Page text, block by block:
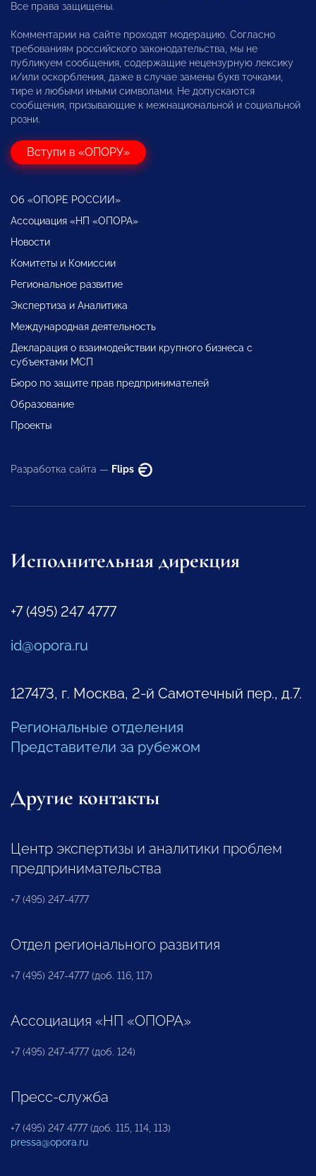
Все права защищены.
Комментарии на сайте проходят модерацию. Согласно
требованиям российского законодательства, мы не
публикуем сообщения, содержащие нецензурную лексику
и/или оскорбления, даже в случае замены букв точками,
тире и любыми иными символами. Не допускаются
сообщения, призывающие к межнациональной и социальной
розни.
Вступи в «ОПОРУ»
Об «ОПОРЕ РОССИИ»
Ассоциация «НП «ОПОРА»
Новости
Комитеты и Комиссии
Региональное развитие
Экспертиза и Аналитика
Международная деятельность
Декларация о взаимодействии крупного бизнеса с
субъектами МСП
Бюро по защите прав предпринимателей
Образование
Проекты
Разработка сайта — Flips
Исполнительная дирекция
+7 (495) 247 4777
id@opora.ru
127473, г. Москва, 2-й Самотечный пер., д.7.
Региональные отделения
Представители за рубежом
Другие контакты
Центр экспертизы и аналитики проблем
предпринимательства
+7 (495) 247-4777
Отдел регионального развития
+7 (495) 247-4777 (доб. 116, 117)
Ассоциация «НП «ОПОРА»
+7 (495) 247-4777 (доб. 124)
Пресс-служба
+7 (495) 247 4777 (доб. 115, 114, 113)
pressa@opora.ru